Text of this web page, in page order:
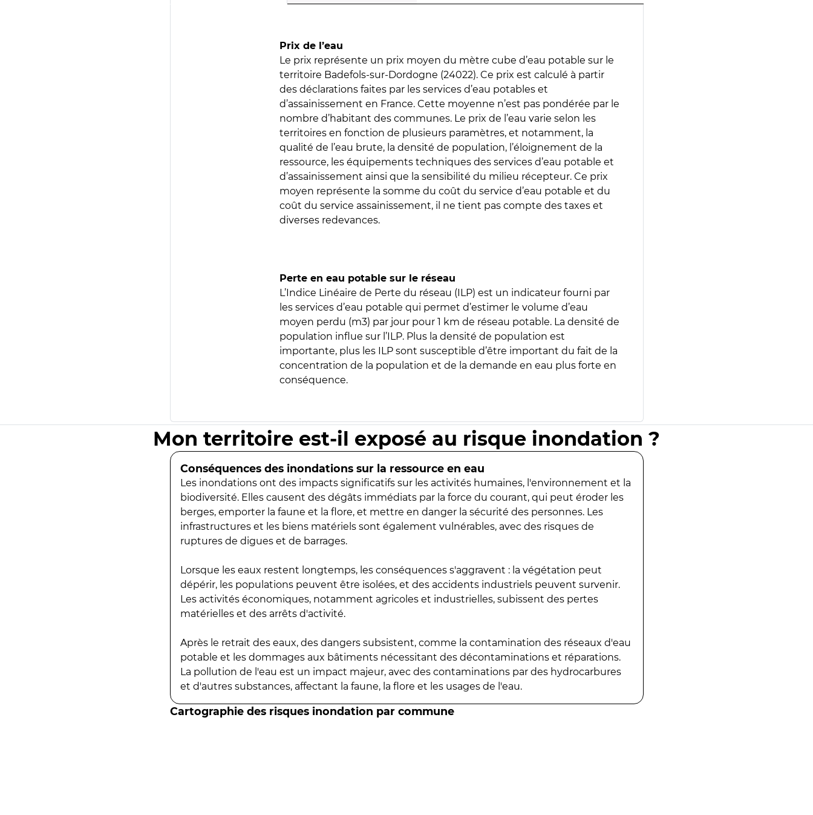
Prix de l’eau
Le prix représente un prix moyen du mètre cube d’eau potable sur le
territoire Badefols-sur-Dordogne (24022). Ce prix est calculé à partir
des déclarations faites par les services d’eau potables et
d’assainissement en France. Cette moyenne n’est pas pondérée par le
nombre d’habitant des communes. Le prix de l’eau varie selon les
territoires en fonction de plusieurs paramètres, et notamment, la
qualité de l’eau brute, la densité de population, l’éloignement de la
ressource, les équipements techniques des services d’eau potable et
d’assainissement ainsi que la sensibilité du milieu récepteur. Ce prix
moyen représente la somme du coût du service d’eau potable et du
coût du service assainissement, il ne tient pas compte des taxes et
diverses redevances.
Perte en eau potable sur le réseau
L’Indice Linéaire de Perte du réseau (ILP) est un indicateur fourni par
les services d’eau potable qui permet d’estimer le volume d’eau
moyen perdu (m3) par jour pour 1 km de réseau potable. La densité de
population influe sur l’ILP. Plus la densité de population est
importante, plus les ILP sont susceptible d’être important du fait de la
concentration de la population et de la demande en eau plus forte en
conséquence.
Mon territoire est-il exposé au risque inondation ?
Conséquences des inondations sur la ressource en eau
Les inondations ont des impacts significatifs sur les activités humaines, l'environnement et la
biodiversité. Elles causent des dégâts immédiats par la force du courant, qui peut éroder les
berges, emporter la faune et la flore, et mettre en danger la sécurité des personnes. Les
infrastructures et les biens matériels sont également vulnérables, avec des risques de
ruptures de digues et de barrages.
Lorsque les eaux restent longtemps, les conséquences s'aggravent : la végétation peut
dépérir, les populations peuvent être isolées, et des accidents industriels peuvent survenir.
Les activités économiques, notamment agricoles et industrielles, subissent des pertes
matérielles et des arrêts d'activité.
Après le retrait des eaux, des dangers subsistent, comme la contamination des réseaux d'eau
potable et les dommages aux bâtiments nécessitant des décontaminations et réparations.
La pollution de l'eau est un impact majeur, avec des contaminations par des hydrocarbures
et d'autres substances, affectant la faune, la flore et les usages de l'eau.
Cartographie des risques inondation par commune